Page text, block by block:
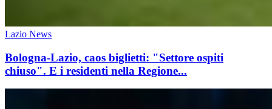
Lazio News
Bologna-Lazio, caos biglietti: "Settore ospiti
chiuso". E i residenti nella Regione...